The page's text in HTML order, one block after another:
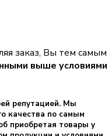
заказ, Вы тем самым
выше условиями
репутацией. Мы
качества по самым
приобретая товары у